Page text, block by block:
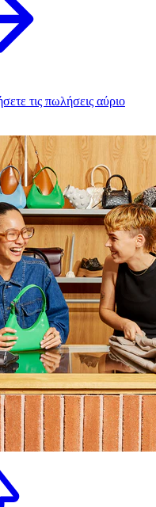
τις πωλήσεις αύριο